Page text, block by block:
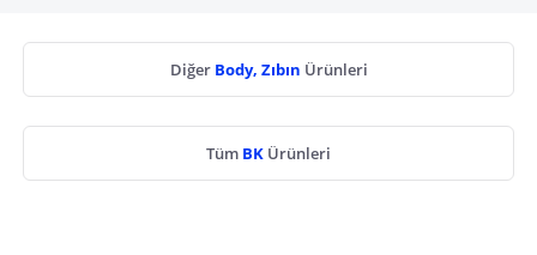
Diğer Body, Zıbın Ürünleri
Tüm BK Ürünleri